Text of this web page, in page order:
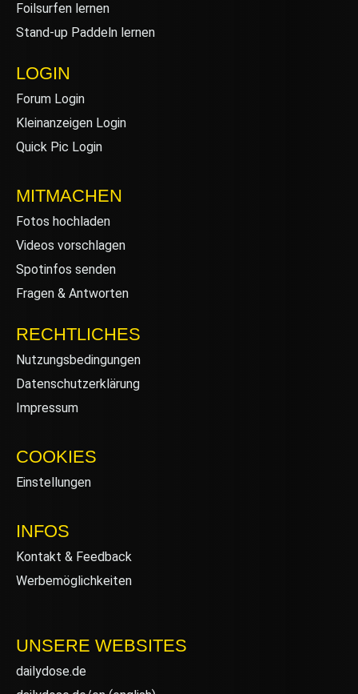
Foilsurfen lernen
Stand-up Paddeln lernen
LOGIN
Forum Login
Kleinanzeigen Login
Quick Pic Login
MITMACHEN
Fotos hochladen
Videos vorschlagen
Spotinfos senden
Fragen & Antworten
RECHTLICHES
Nutzungsbedingungen
Datenschutzerklärung
Impressum
COOKIES
Einstellungen
INFOS
Kontakt & Feedback
Werbemöglichkeiten
UNSERE WEBSITES
dailydose.de